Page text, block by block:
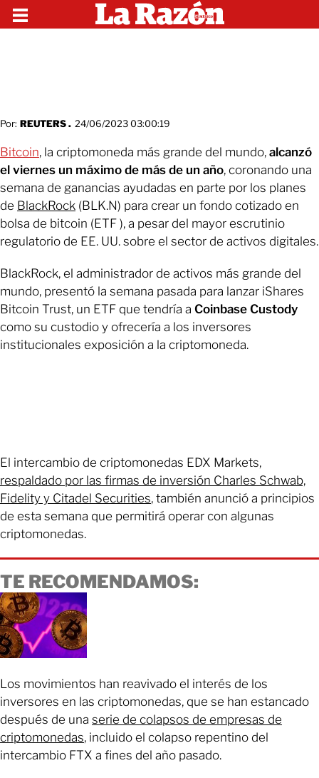
Por: REUTERS . 24/06/2023 03:00:19
Bitcoin, la criptomoneda más grande del mundo, alcanzó
el viernes un máximo de más de un año, coronando una
semana de ganancias ayudadas en parte por los planes
de BlackRock (BLK.N) para crear un fondo cotizado en
bolsa de bitcoin (ETF ), a pesar del mayor escrutinio
regulatorio de EE. UU. sobre el sector de activos digitales.
BlackRock, el administrador de activos más grande del
mundo, presentó la semana pasada para lanzar iShares
Bitcoin Trust, un ETF que tendría a Coinbase Custody
como su custodio y ofrecería a los inversores
institucionales exposición a la criptomoneda.
El intercambio de criptomonedas EDX Markets,
respaldado por las firmas de inversión Charles Schwab,
Fidelity y Citadel Securities, también anunció a principios
de esta semana que permitirá operar con algunas
criptomonedas.
TE RECOMENDAMOS:
Los movimientos han reavivado el interés de los
inversores en las criptomonedas, que se han estancado
después de una serie de colapsos de empresas de
criptomonedas, incluido el colapso repentino del
intercambio FTX a fines del año pasado.